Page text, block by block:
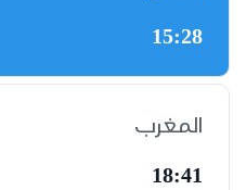
15:28
المغرب
18:41